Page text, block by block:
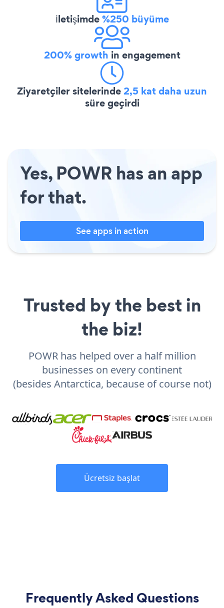
İletişimde%250 büyüme
200% growth in engagement
Ziyaretçiler sitelerinde2,5 kat daha uzun
süre geçirdi
Yes, POWR has an app
for that.
See apps in action
Trusted by the best in
the biz!
POWR has helped over a half million
businesses on every continent
(besides Antarctica, because of course not)
Ücretsiz başlat
Frequently Asked Questions